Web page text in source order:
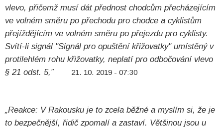
vlevo, přičemž musí dát přednost chodcům přecházejícím
ve volném směru po přechodu pro chodce a cyklistům
přejíždějícím ve volném směru po přejezdu pro cyklisty.
Svítí-li signál "Signál pro opuštění křižovatky" umístěný v
protilehlém rohu křižovatky, neplatí pro odbočování vlevo
§ 21 odst. 5,”
21. 10. 2019 - 07:30
„Reakce: V Rakousku je to zcela běžné a myslím si, že je
to bezpečnější, řidič zpomalí a zastaví. Většinou jsou u